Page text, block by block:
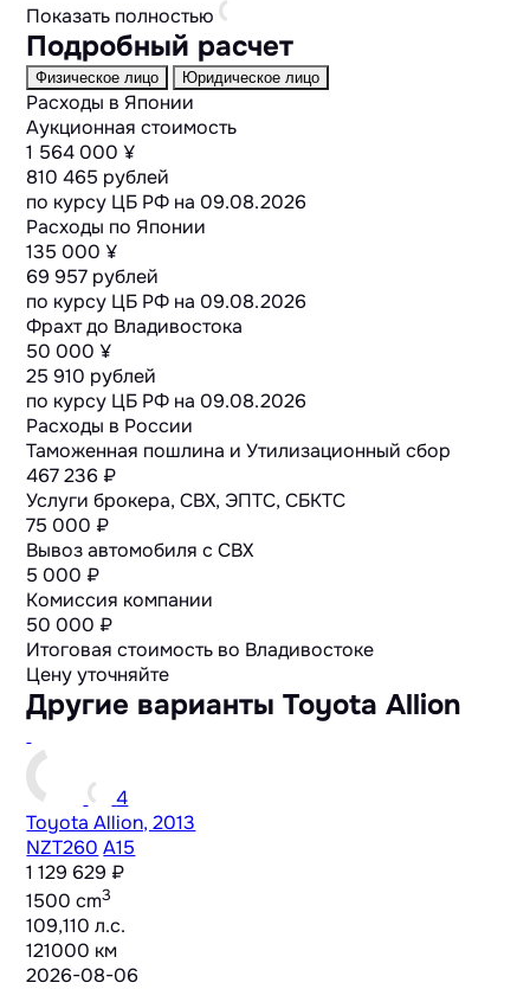
Показать полностью
Подробный расчет
Физическое лицо Юридическое лицо
Расходы в Японии
Аукционная стоимость
1 564 000 ¥
810 465 рублей
по курсу ЦБ РФ на 09.08.2026
Расходы по Японии
135 000 ¥
69 957 рублей
по курсу ЦБ РФ на 09.08.2026
Фрахт до Владивостока
50 000 ¥
25 910 рублей
по курсу ЦБ РФ на 09.08.2026
Расходы в России
Таможенная пошлина и Утилизационный сбор
467 236 ₽
Услуги брокера, СВХ, ЭПТС, СБКТС
75 000 ₽
Вывоз автомобиля с СВХ
5 000 ₽
Комиссия компании
50 000 ₽
Итоговая стоимость во Владивостоке
Цену уточняйте
Другие варианты Toyota Allion
4
Toyota Allion, 2013
NZT260 A15
1 129 629 ₽
1500 cm3
109,110 л.с.
121000 км
2026-08-06